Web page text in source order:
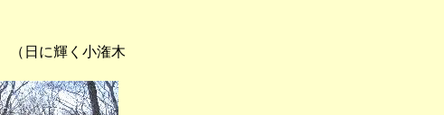
に輝く小潅木